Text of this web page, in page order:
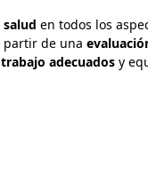
en todos los
partir de una
adecuados y